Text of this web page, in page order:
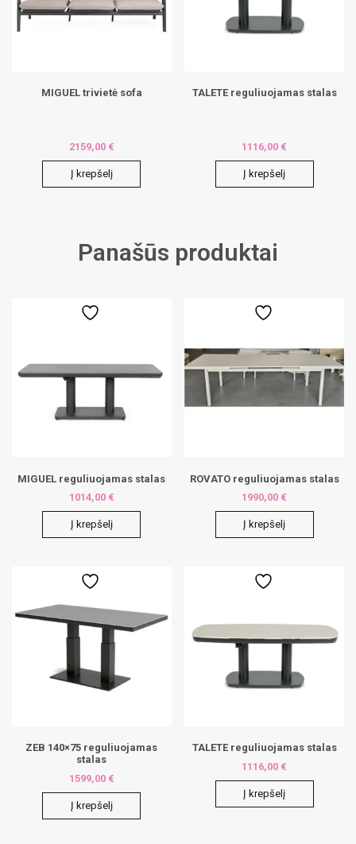
MIGUEL trivietė sofa
2159,00 €
Į krepšelį
TALETE reguliuojamas stalas
1116,00 €
Į krepšelį
Panašūs produktai
MIGUEL reguliuojamas stalas
1014,00 €
Į krepšelį
ROVATO reguliuojamas stalas
1990,00 €
Į krepšelį
ZEB 140×75 reguliuojamas
stalas
1599,00 €
Į krepšelį
TALETE reguliuojamas stalas
1116,00 €
Į krepšelį